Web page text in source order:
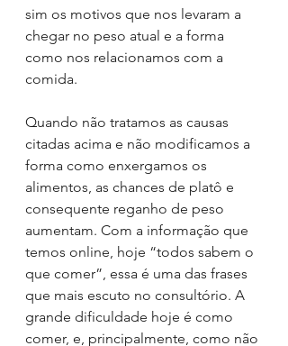
sim os motivos que nos levaram a
chegar no peso atual e a forma
como nos relacionamos com a
comida.
Quando não tratamos as causas
citadas acima e não modificamos a
forma como enxergamos os
alimentos, as chances de platô e
consequente reganho de peso
aumentam. Com a informação que
temos online, hoje “todos sabem o
que comer”, essa é uma das frases
que mais escuto no consultório. A
grande dificuldade hoje é como
comer, e, principalmente, como não